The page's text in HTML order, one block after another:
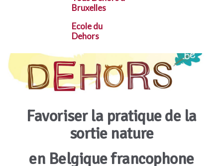
Bruxelles
Ecole du
Dehors
Favoriser la pratique de la
sortie nature
en Belgique francophone